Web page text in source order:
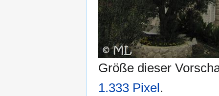
Größe dieser
1.333 Pixel.